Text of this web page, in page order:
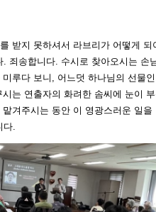
받지 못하셔서 라브리가 어떻게 되
죄송합니다. 수시로 찾아오시는 손
루다 보니, 어느덧 하나님의 선물
는 연출자의 화려한 솜씨에 눈이
겨주시는 동안 이 영광스러운 일을
다.